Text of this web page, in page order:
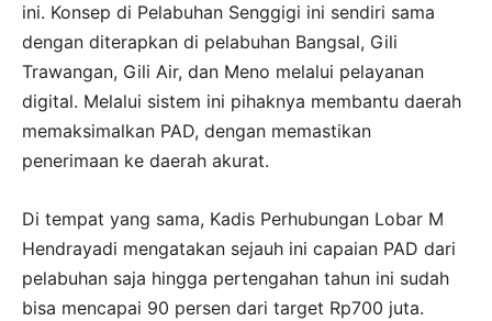
ini. Konsep di Pelabuhan Senggigi ini sendiri sama
dengan diterapkan di pelabuhan Bangsal, Gili
Trawangan, Gili Air, dan Meno melalui pelayanan
digital. Melalui sistem ini pihaknya membantu daerah
memaksimalkan PAD, dengan memastikan
penerimaan ke daerah akurat.
Di tempat yang sama, Kadis Perhubungan Lobar M
Hendrayadi mengatakan sejauh ini capaian PAD dari
pelabuhan saja hingga pertengahan tahun ini sudah
bisa mencapai 90 persen dari target Rp700 juta.